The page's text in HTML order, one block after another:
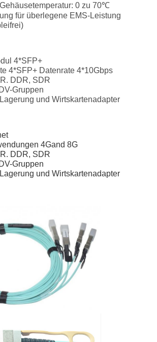
0 zu 70℃
für überlegene EMS-Leistung
4*SFP+
4*SFP+ Datenrate 4*10Gbps
DDR, SDR
Gruppen
und Wirtskartenadapter
4Gand 8G
DDR, SDR
Gruppen
und Wirtskartenadapter